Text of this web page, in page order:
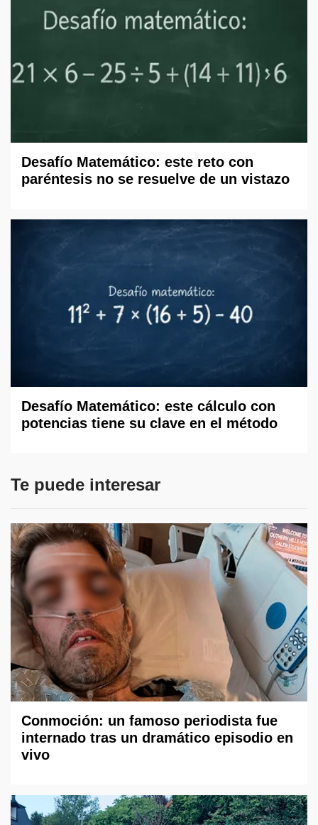
Desafío Matemático: este reto con
paréntesis no se resuelve de un vistazo
Desafío Matemático: este cálculo con
potencias tiene su clave en el método
Te puede interesar
Conmoción: un famoso periodista fue
internado tras un dramático episodio en
vivo